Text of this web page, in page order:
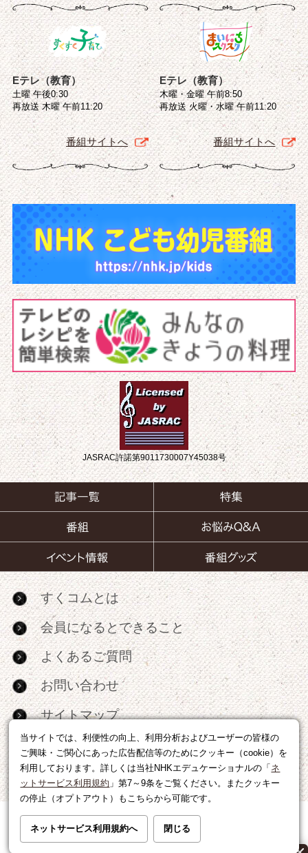
当サイトでは、利便性の向上、利用分析およびユーザーの皆様の
ご興味・ご関心にあった広告配信等のためにクッキー（cookie）を
利用しております。詳しくは当社NHKエデュケーショナルの「 ネ
ットサービス利用規約 」第7～9条をご覧ください。またクッキー
の停止（オプトアウト）もこちらから可能です。
ネットサービス利用規約へ 閉じる
Eテレ（教育）
土曜 午後0:30
再放送 木曜 午前11:20
番組サイトへ
Eテレ（教育）
木曜・金曜 午前8:50
再放送 火曜・水曜 午前11:20
番組サイトへ
JASRAC許諾第9011730007Y45038号
すくコムとは
会員になるとできること
よくあるご質問
お問い合わせ
サイトマップ
RSS
広告出稿・パートナーシップについて
利用規約|個人情報の取り扱いについて
運営会社|広告に関するお問い合わせ